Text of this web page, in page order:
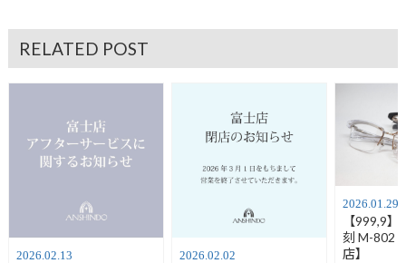
RELATED POST
2026.02.13 2026.02.02
2026.01.29
【999,9
刻 M-802
店】